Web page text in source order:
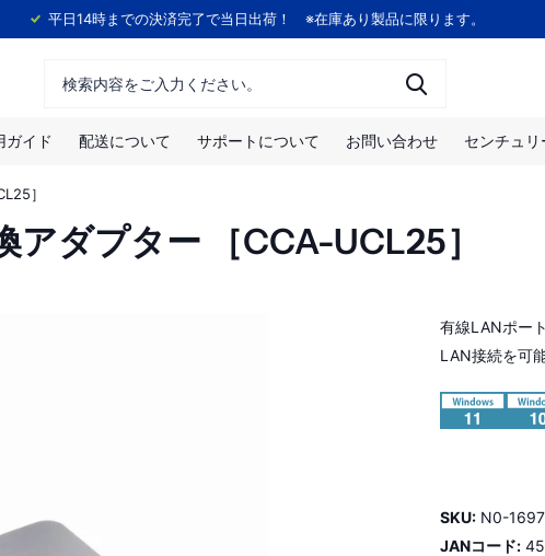
平日14時までの決済完了で当日出荷！ ※在庫あり製品に限ります。
ガイド 配送について サポートについて お問い合わせ センチュ
］
ダプター ［CCA-UCL25］
有線LANポー
LAN接続を可
SKU: N0-
JANコード: